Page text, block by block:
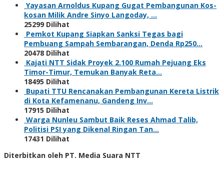
Yayasan Arnoldus Kupang Gugat Pembangunan Kos-
kosan Milik Andre Sinyo Langoday, …
25299 Dilihat
Pemkot Kupang Siapkan Sanksi Tegas bagi
Pembuang Sampah Sembarangan, Denda Rp250…
20478 Dilihat
Kajati NTT Sidak Proyek 2.100 Rumah Pejuang Eks
Timor-Timur, Temukan Banyak Reta…
18495 Dilihat
Bupati TTU Rencanakan Pembangunan Kereta Listrik
di Kota Kefamenanu, Gandeng Inv…
17915 Dilihat
Warga Nunleu Sambut Baik Reses Ahmad Talib,
Politisi PSI yang Dikenal Ringan Tan…
17431 Dilihat
Diterbitkan oleh PT. Media Suara NTT